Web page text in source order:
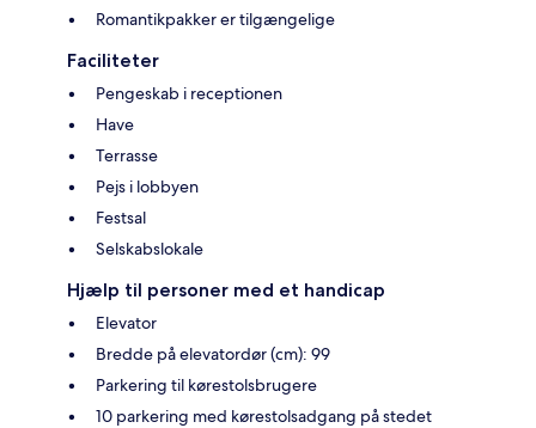
Romantikpakker er tilgængelige
Faciliteter
Pengeskab i receptionen
Have
Terrasse
Pejs i lobbyen
Festsal
Selskabslokale
Hjælp til personer med et handicap
Elevator
Bredde på elevatordør (cm): 99
Parkering til kørestolsbrugere
10 parkering med kørestolsadgang på stedet